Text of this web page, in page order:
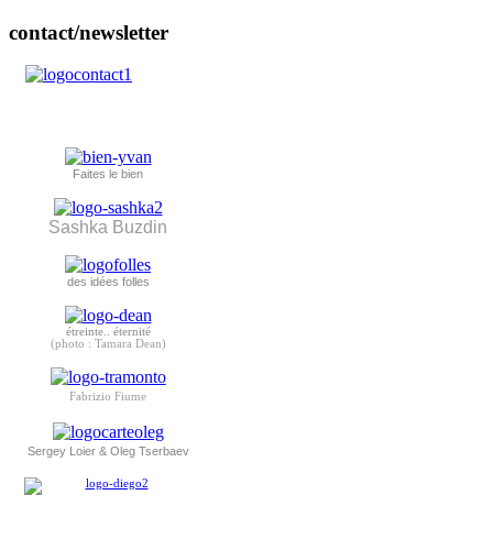
contact/newsletter
Faites le bien
Sashka Buzdin
des idées folles
étreinte.. éternité
(photo : Tamara Dean)
Fabrizio Fiume
Sergey Loier & Oleg Tserbaev